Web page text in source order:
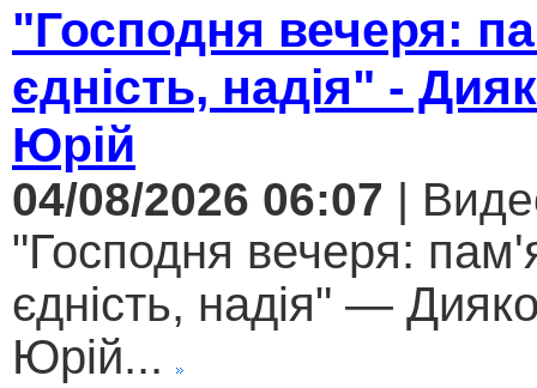
"Господня вечеря:
єдність, надія" -
Юрій
04/08/2026 06:07 |
"Господня вечеря:
єдність, надія" —
Юрій...